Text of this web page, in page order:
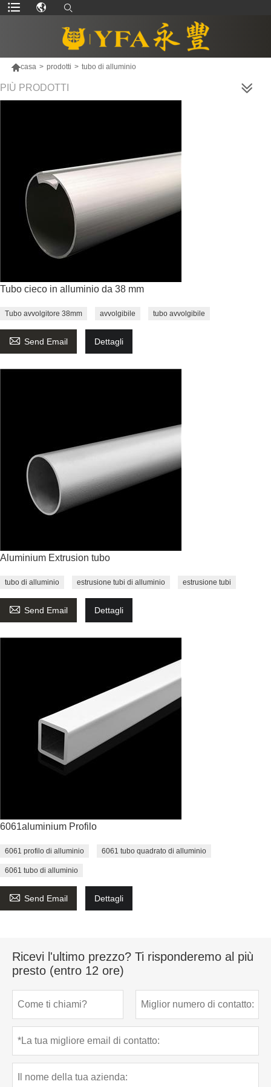
casa > prodotti > tubo di alluminio
PIÙ PRODOTTI
Tubo cieco in alluminio da 38 mm
Tubo avvolgitore 38mm avvolgibile tubo avvolgibile
 Send Email Dettagli
Aluminium Extrusion tubo
tubo di alluminio estrusione tubi di alluminio estrusione tubi
 Send Email Dettagli
6061aluminium Profilo
6061 profilo di alluminio 6061 tubo quadrato di alluminio
6061 tubo di alluminio
 Send Email Dettagli
Ricevi l'ultimo prezzo? Ti risponderemo al più
presto (entro 12 ore)